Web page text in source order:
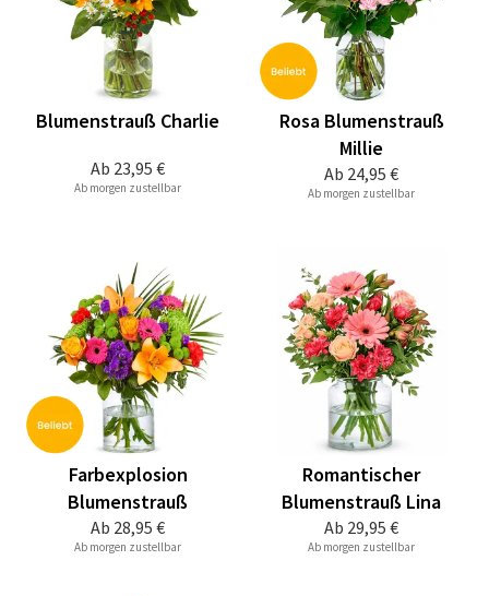
Ab 23,95 €
Blumenstrauß Charlie
Ab morgen zustellbar
Ab 24,95 €
Rosa Blumenstrauß
Millie
Ab morgen zustellbar
Ab 28,95 €
Farbexplosion
Blumenstrauß
Ab morgen zustellbar
Ab 29,95 €
Romantischer
Blumenstrauß Lina
Ab morgen zustellbar